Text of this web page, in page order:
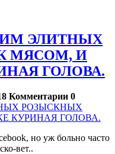
ЭЛИТНЫХ
МЯСОМ, И
ГОЛОВА.
Комментарии 0
но уж больно часто
вет..